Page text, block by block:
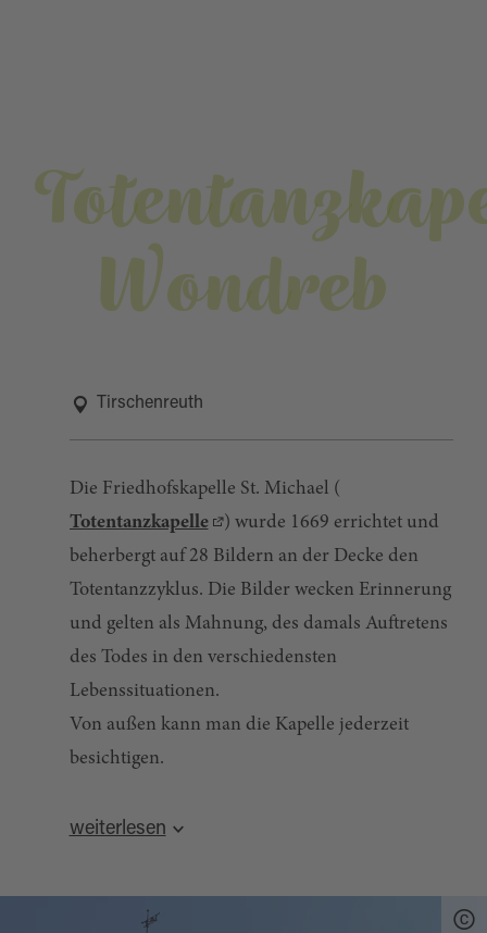
Wondreb
Tirschenreuth
Die Friedhofskapelle St. Michael (
Totentanzkapelle
) wurde 1669 errichtet und
beherbergt auf 28 Bildern an der Decke den
Totentanzzyklus. Die Bilder wecken Erinnerung
und gelten als Mahnung, des damals Auftretens
des Todes in den verschiedensten
Lebenssituationen.
Von außen kann man die Kapelle jederzeit
besichtigen.
Quelle:destination.one
weiterlesen